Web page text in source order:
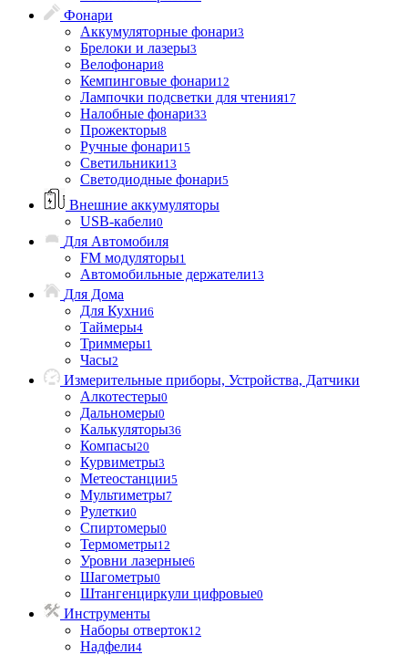
Фонари
Аккумуляторные фонари3
Брелоки и лазеры3
Велофонари8
Кемпинговые фонари12
Лампочки подсветки для чтения17
Налобные фонари33
Прожекторы8
Ручные фонари15
Светильники13
Светодиодные фонари5
Внешние аккумуляторы
USB-кабели0
Для Автомобиля
FM модуляторы1
Автомобильные держатели13
Для Дома
Для Кухни6
Таймеры4
Триммеры1
Часы2
Измерительные приборы, Устройства, Датчики
Алкотестеры0
Дальномеры0
Калькуляторы36
Компасы20
Курвиметры3
Метеостанции5
Мультиметры7
Рулетки0
Спиртомеры0
Термометры12
Уровни лазерные6
Шагометры0
Штангенциркули цифровые0
Инструменты
Наборы отверток12
Надфели4